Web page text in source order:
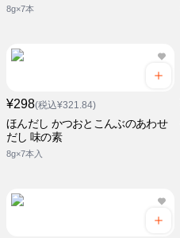
8g×7本
¥298(税込¥321.84)
ほんだし かつおとこんぶのあわせ
だし 味の素
8g×7本入